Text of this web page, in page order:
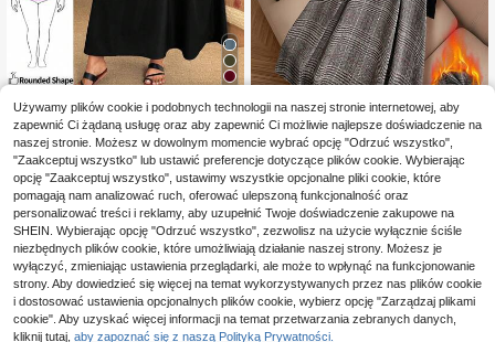
Enliva
Magazyn UE Enliva Luźna czarna su
kienka na ramiączkach w dużym ro
zmiarze, dla sylwetki jabłkowej i za
okrąglonej
85,14zł -1%
86,00złnajniższa cena
4-5 dni roboczych
SHEIN Tall CURVE
SHEIN Tall CURVE Sukienka w krat
ę damska w dużym rozmiarze, swo
bodna, slip
11 Left
84,00zł -31%
122,54złnajniższa cena
Używamy plików cookie i podobnych technologii na naszej stronie internetowej, aby
zapewnić Ci żądaną usługę oraz aby zapewnić Ci możliwie najlepsze doświadczenie na
naszej stronie. Możesz w dowolnym momencie wybrać opcję "Odrzuć wszystko",
"Zaakceptuj wszystko" lub ustawić preferencje dotyczące plików cookie. Wybierając
opcję "Zaakceptuj wszystko", ustawimy wszystkie opcjonalne pliki cookie, które
pomagają nam analizować ruch, oferować ulepszoną funkcjonalność oraz
personalizować treści i reklamy, aby uzupełnić Twoje doświadczenie zakupowe na
SHEIN. Wybierając opcję "Odrzuć wszystko", zezwolisz na użycie wyłącznie ściśle
niezbędnych plików cookie, które umożliwiają działanie naszej strony. Możesz je
wyłączyć, zmieniając ustawienia przeglądarki, ale może to wpłynąć na funkcjonowanie
strony. Aby dowiedzieć się więcej na temat wykorzystywanych przez nas plików cookie
i dostosować ustawienia opcjonalnych plików cookie, wybierz opcję "Zarządzaj plikami
cookie". Aby uzyskać więcej informacji na temat przetwarzania zebranych danych,
kliknij tutaj, aby zapoznać się z naszą Polityką Prywatności.